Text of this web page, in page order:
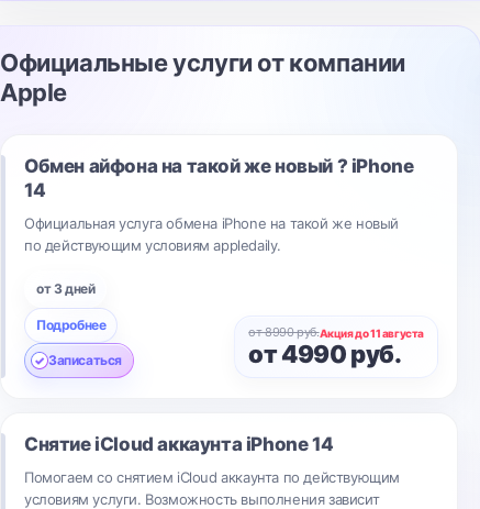
Официальные услуги от компании
Apple
Обмен айфона на такой же новый ? iPhone
14
Официальная услуга обмена iPhone на такой же новый
по действующим условиям appledaily.
от 3 дней
Подробнее
Записаться
от 8990 руб.Акция до 11 августа
от 4990 руб.
Снятие iCloud аккаунта iPhone 14
Помогаем со снятием iCloud аккаунта по действующим
условиям услуги. Возможность выполнения зависит